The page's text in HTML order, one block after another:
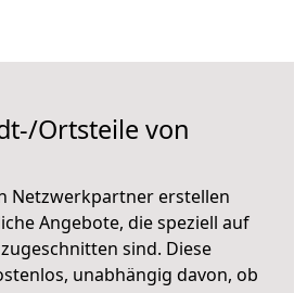
Ortsteile von
Netzwerkpartner erstellen
Angebote, die speziell auf
sind. Diese
unabhängig davon, ob